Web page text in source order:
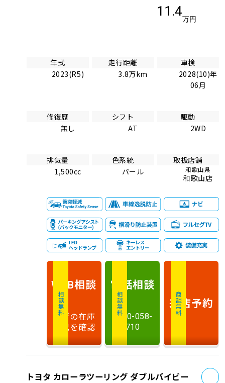
11.4
万円
年式
2023(R5)
走行距離
3.8万km
車検
2028(10)年
06月
修復歴
無し
シフト
AT
駆動
2WD
排気量
1,500cc
色系統
パール
取扱店舗
和歌山県
和歌山店
相談無料
WEB相談
最新の在庫
状況を確認
相談無料
電話相談
0120-058-
710
商談無料
来店予約
トヨタ カローラツーリング ダブルバイビー